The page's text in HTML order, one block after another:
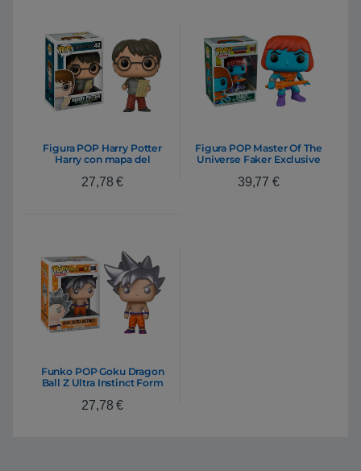
Figura POP Harry Potter
Harry con mapa del
27,78€
Figura POP Master Of The
Universe Faker Exclusive
39,77 €
Funko POP Goku Dragon
Ball Z Ultra Instinct Form
27,78€